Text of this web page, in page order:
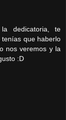
dedicatoria, te
que haberlo
nos veremos y la
:D